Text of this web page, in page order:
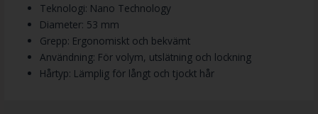
Teknologi: Nano Technology
Diameter: 53 mm
Grepp: Ergonomiskt och bekvämt
Användning: För volym, utslätning och lockning
Hårtyp: Lämplig för långt och tjockt hår